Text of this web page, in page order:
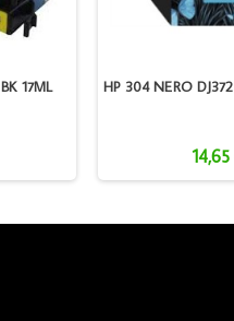
17ML
HP 304 NERO